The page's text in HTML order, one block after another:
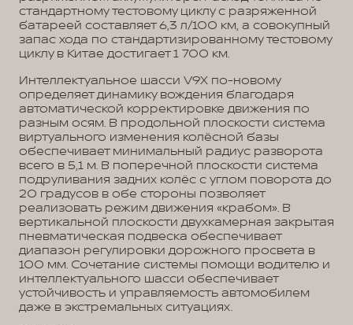
стандартному тестовому циклу с разряженной
батареей составляет 6,3 л/100 км, а совокупный
запас хода по стандартизированному тестовому
циклу в Китае достигает 1 700 км.
Интеллектуальное шасси V9X по-новому
определяет динамику вождения благодаря
автоматической корректировке движения по
разным осям. В продольной плоскости система
виртуального изменения колёсной базы
обеспечивает минимальный радиус разворота
всего в 5,1 м. В поперечной плоскости система
подруливания задних колёс с углом поворота до
20 градусов в обе стороны позволяет
реализовать режим движения «крабом». В
вертикальной плоскости двухкамерная закрытая
пневматическая подвеска обеспечивает
диапазон регулировки дорожного просвета в
100 мм. Сочетание системы помощи водителю и
интеллектуального шасси обеспечивает
устойчивость и управляемость автомобилем
даже в экстремальных ситуациях.